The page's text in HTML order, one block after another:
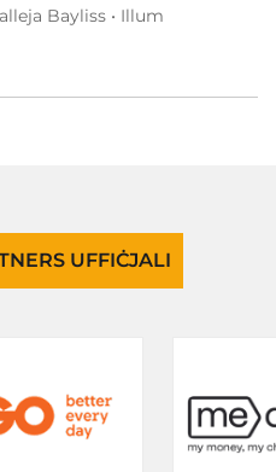
Bayliss • Illum
UFFIĊJALI